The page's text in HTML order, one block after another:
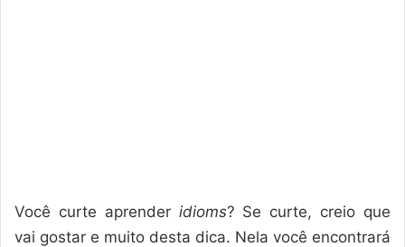
Você curte aprender idioms? Se curte, creio que
vai gostar e muito desta dica. Nela você encontrará